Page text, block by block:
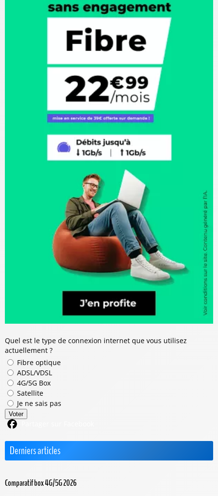
Quel est le type de connexion internet que vous utilisez
actuellement ?
Fibre optique
ADSL/VDSL
4G/5G Box
Satellite
Je ne sais pas
Voter
Derniers articles
Comparatif box 4G/5G 2026